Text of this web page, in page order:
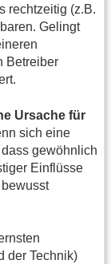
rechtzeitig (z.B.
Gelingt
Betreiber
Ursache für
sich eine
gewöhnlich
Einflüsse
der Technik)